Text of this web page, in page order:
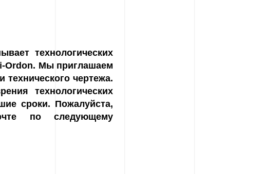
технологических
Ordon. Мы приглашаем
чертежа.
технологических
сроки. Пожалуйста,
по следующему